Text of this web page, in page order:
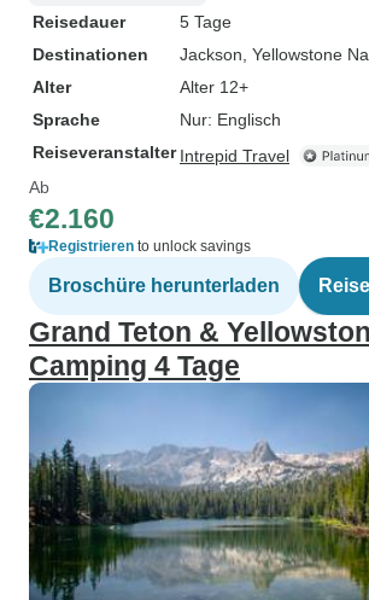
Reisedauer
5 Tage
Destinationen
Jackson , Yellowstone
Alter
Alter 12+
Sprache
Nur: Englisch
Reiseveranstalter Intrepid Travel
Ab
€2.160
Registrieren to unlock savings
Broschüre herunterladen
Grand Teton &
Camping 4 Tage